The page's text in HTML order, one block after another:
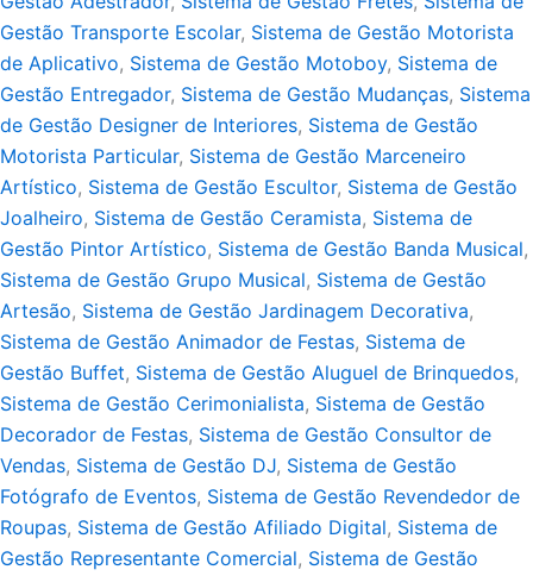
Gestão Transporte Escolar, Sistema de Gestão Motorista
de Aplicativo, Sistema de Gestão Motoboy, Sistema de
Gestão Entregador, Sistema de Gestão Mudanças, Sistema
de Gestão Designer de Interiores, Sistema de Gestão
Motorista Particular, Sistema de Gestão Marceneiro
Artístico, Sistema de Gestão Escultor, Sistema de Gestão
Joalheiro, Sistema de Gestão Ceramista, Sistema de
Gestão Pintor Artístico, Sistema de Gestão Banda Musical,
Sistema de Gestão Grupo Musical, Sistema de Gestão
Artesão, Sistema de Gestão Jardinagem Decorativa,
Sistema de Gestão Animador de Festas, Sistema de
Gestão Buffet, Sistema de Gestão Aluguel de Brinquedos,
Sistema de Gestão Cerimonialista, Sistema de Gestão
Decorador de Festas, Sistema de Gestão Consultor de
Vendas, Sistema de Gestão DJ, Sistema de Gestão
Fotógrafo de Eventos, Sistema de Gestão Revendedor de
Roupas, Sistema de Gestão Afiliado Digital, Sistema de
Gestão Representante Comercial, Sistema de Gestão